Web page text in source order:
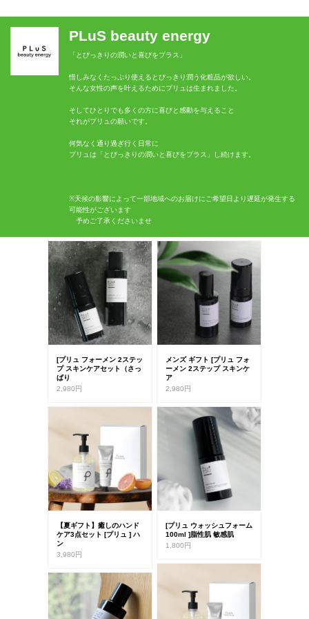
PLuS beauty energy
「とびっきりの潤いと喜びをプラス」
惜しみなくたっぷり使えるとびっきり潤う化粧品が欲しい。
そんな女性の声を叶えるためにプリュは生まれました。
そしてひとりでも多くの方に喜びと感動を与えること
それがプリュの願いです。
何気なく通り過ぎ行く日常に
プリュは「とびっきりの潤いと喜びをプラス」し続けます。
※天候の影響によって一部地域へのお届けにご希望日より遅延が発生する
可能性がございます
予めご了承くださいませ
[プリュ フォーメン 2ステッ
プ スキンケアセット（さっ
ぱり
2,980円
メンズ ギフト [プリュ フォ
ーメン 2ステップ スキンケ
ア
2,980円
【夏ギフト】癒しのハンド
ケア3点セット [プリュ ] ハ
ン
3,980円
[プリュ ウォッシュフォーム
100ml ]脂性肌 敏感肌
1,800円